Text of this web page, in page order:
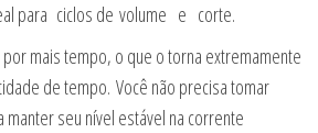
para ciclos de volume e corte.
mais tempo, o que o torna extremamente
de tempo. Você não precisa tomar
seu nível estável na corrente